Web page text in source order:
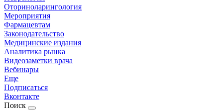
Оториноларингология
Мероприятия
Фармацевтам
Законодательство
Медицинские издания
Аналитика рынка
Видеозаметки врача
Вебинары
Еще
Подписаться
Вконтакте
Поиск